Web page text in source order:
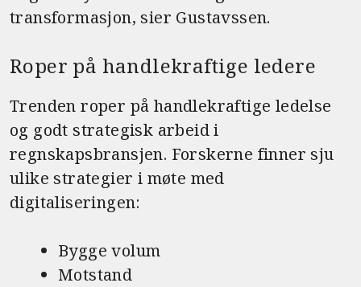
transformasjon, sier Gustavssen.
Roper på handlekraftige ledere
Trenden roper på handlekraftige ledelse
og godt strategisk arbeid i
regnskapsbransjen. Forskerne finner sju
ulike strategier i møte med
digitaliseringen:
Bygge volum
Motstand